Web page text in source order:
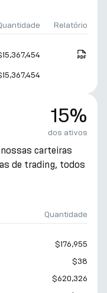
Relatório
15%
dos ativos
carteiras
de trading, todos
Quantidade
$176,955
$38
$620,326